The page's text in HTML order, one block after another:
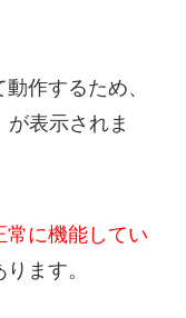
作するため、
表示されま
常に機能してい
ります。